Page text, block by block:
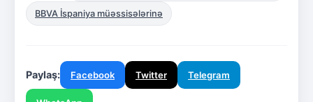
BBVA İspaniya müəssisələrinə
Paylaş: Facebook Twitter Telegram